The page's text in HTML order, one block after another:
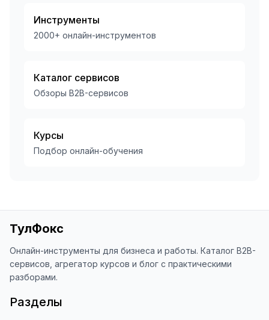
Инструменты
2000+ онлайн-инструментов
Каталог сервисов
Обзоры B2B-сервисов
Курсы
Подбор онлайн-обучения
ТулФокс
Онлайн-инструменты для бизнеса и работы. Каталог B2B-
сервисов, агрегатор курсов и блог с практическими
разборами.
Разделы